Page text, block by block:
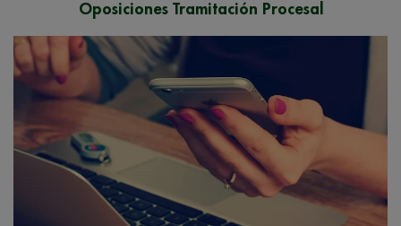
Oposiciones Tramitación Procesal